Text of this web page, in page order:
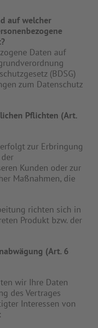
auf welcher
Daten auf
(BDSG)
zum Datenschutz
Pflichten (Art.
zur Erbringung
Kunden oder zur
Maßnahmen, die
richten sich in
Produkt bzw. der
(Art. 6
wir Ihre Daten
des Vertrages
Interessen von